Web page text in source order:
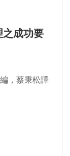
之成功要
，蔡秉松譯